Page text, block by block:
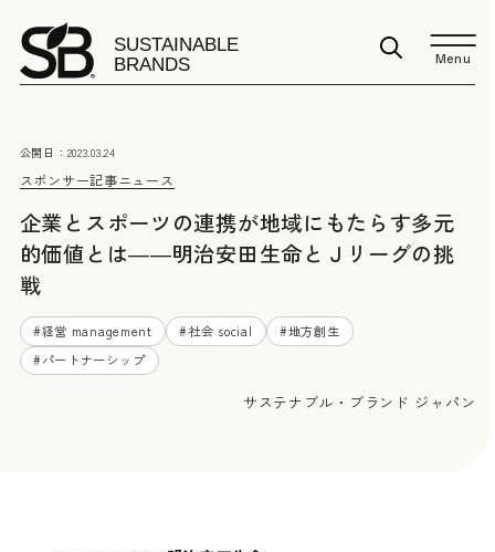
Menu
スポンサー記事ニュース
公開日： 2023.03.24
企業とスポーツの連携が地域にもたらす多元
的価値とは――明治安田生命とＪリーグの挑
戦
#経営 management #社会 social #地方創生
#パートナーシップ
サステナブル・ブランド ジャパン